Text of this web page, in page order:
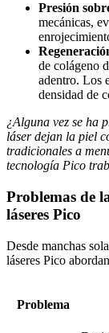
Presión
mecánicas,
de colágeno
adentro. Los
densidad de
¿Alguna vez se ha
láser dejan la piel
tradicionales a
tecnología Pico
Problemas de
láseres Pico
Desde manchas
láseres Pico
Problema